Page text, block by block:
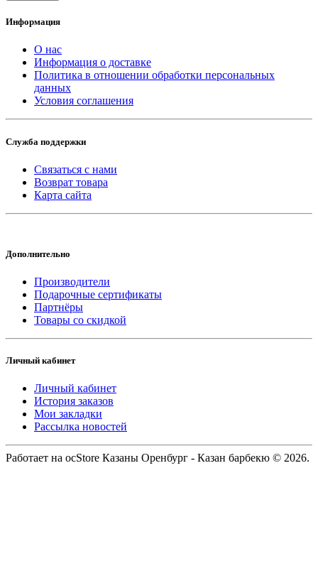
Информация
О нас
Информация о доставке
Политика в отношении обработки персональных
данных
Условия соглашения
Служба поддержки
Связаться с нами
Возврат товара
Карта сайта
Дополнительно
Производители
Подарочные сертификаты
Партнёры
Товары со скидкой
Личный кабинет
Личный кабинет
История заказов
Мои закладки
Рассылка новостей
Работает на ocStore Казаны Оренбург - Казан барбекю © 2026.